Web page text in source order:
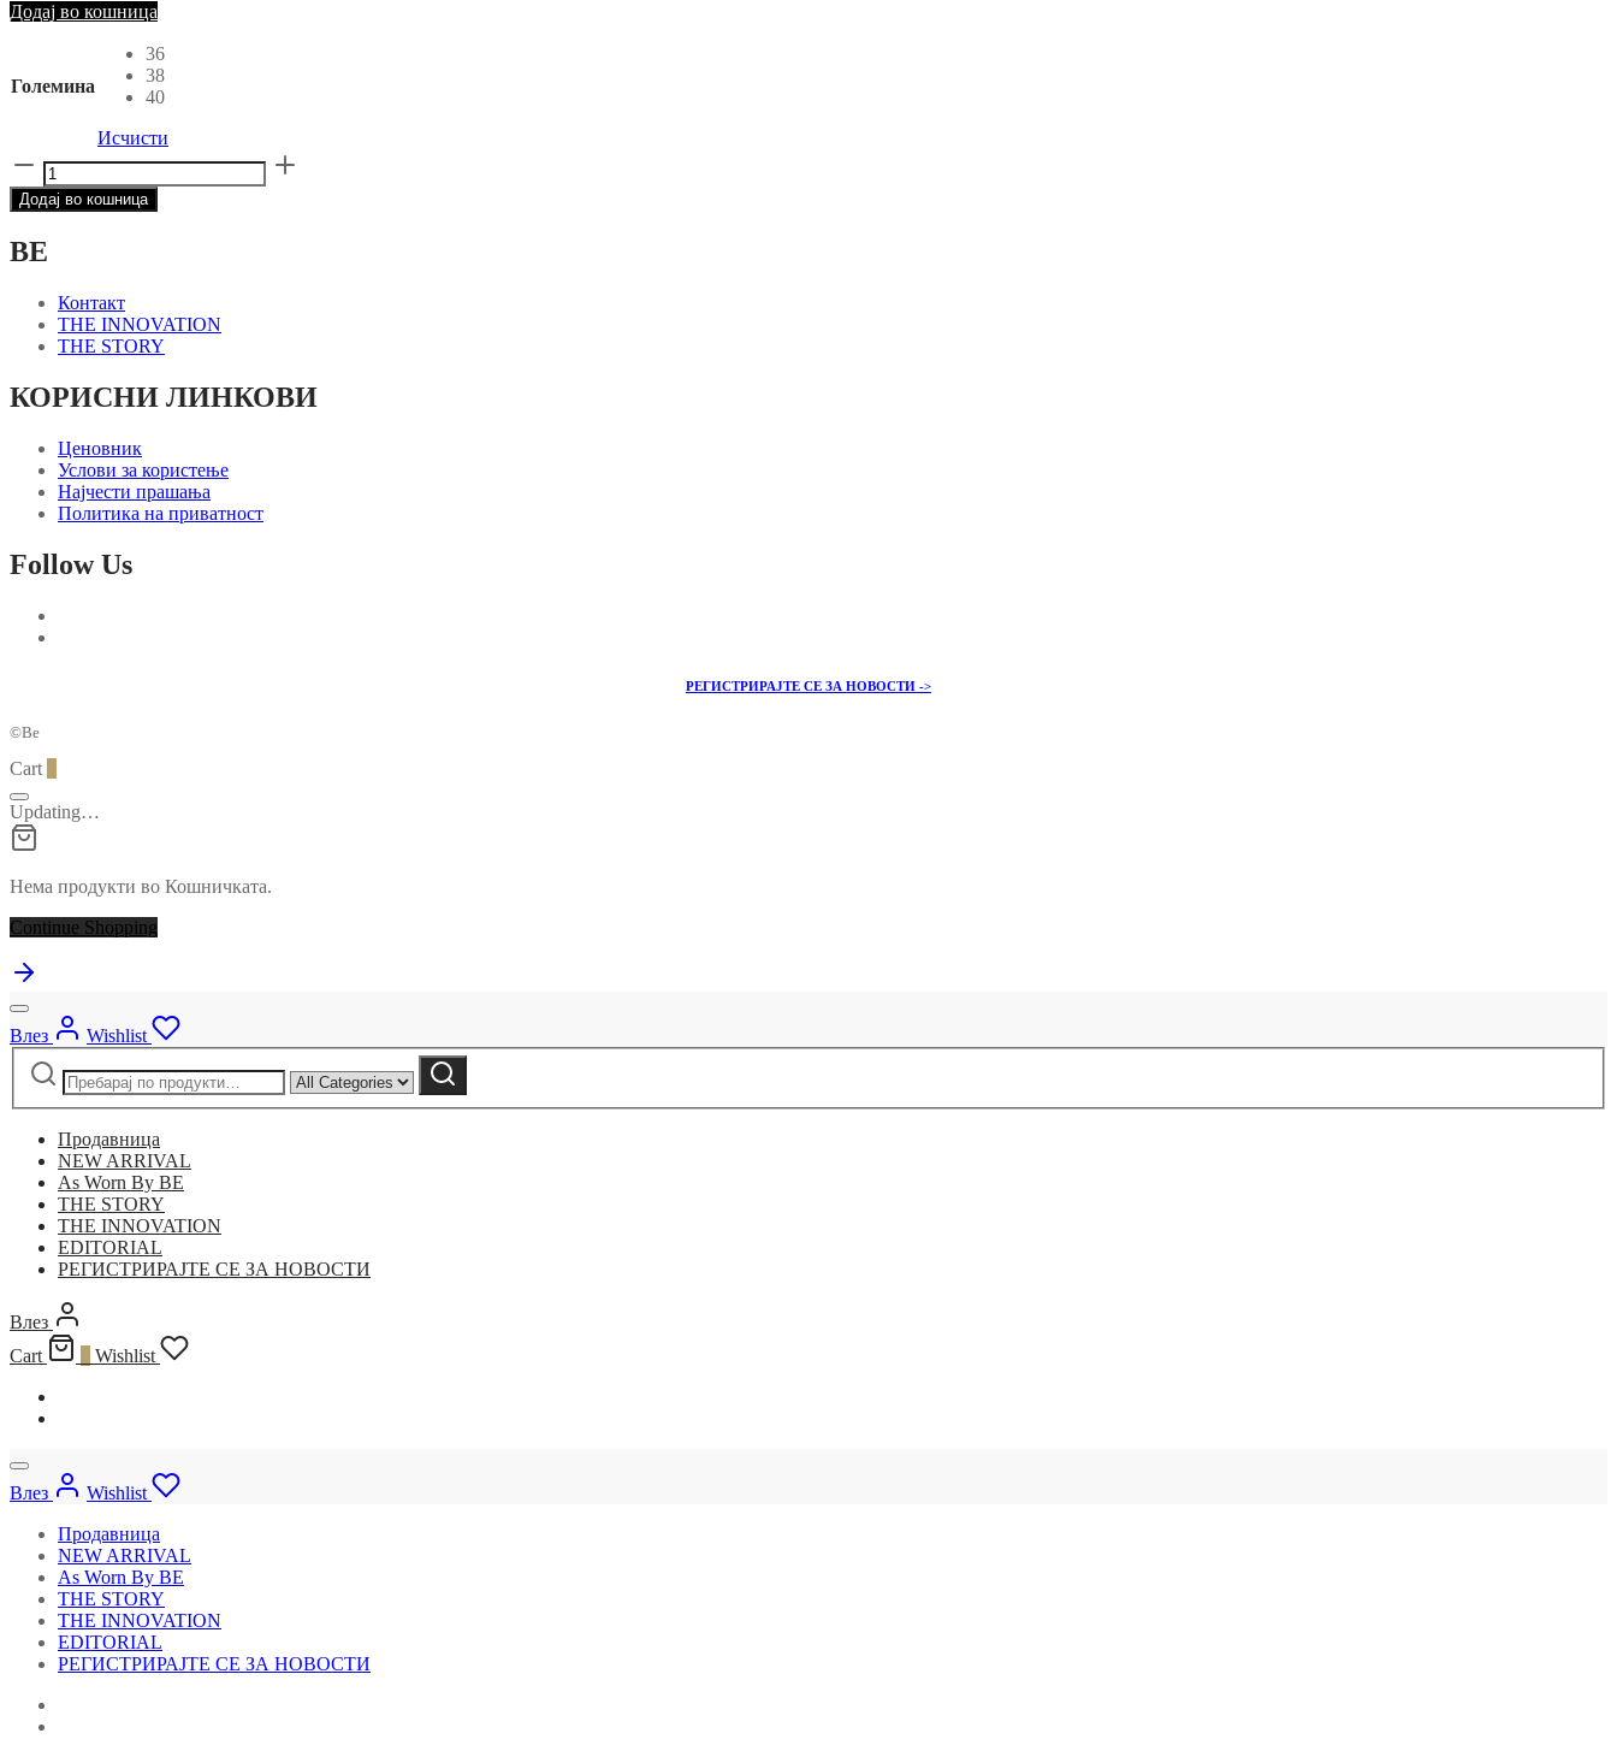
page
Додај во кошница
Големина
36
38
40
Исчисти
GRAY
COAT
–
количина
Додај во кошница
BE
Контакт
THE INNOVATION
THE STORY
КОРИСНИ ЛИНКОВИ
Ценовник
Услови за користење
Најчести прашања
Политика на приватност
Follow Us
РЕГИСТРИРАЈТЕ СЕ ЗА НОВОСТИ ->
©Be
Cart
Updating…
Нема продукти во Кошничката.
Continue Shopping
Влез
Wishlist
Барај
by
category:
Барај
Продавница
NEW ARRIVAL
As Worn By BE
THE STORY
THE INNOVATION
EDITORIAL
РЕГИСТРИРАЈТЕ СЕ ЗА НОВОСТИ
Влез
Cart
Wishlist
Влез
Wishlist
Продавница
NEW ARRIVAL
As Worn By BE
THE STORY
THE INNOVATION
EDITORIAL
РЕГИСТРИРАЈТЕ СЕ ЗА НОВОСТИ